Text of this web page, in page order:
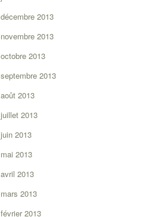
décembre 2013
novembre 2013
octobre 2013
septembre 2013
août 2013
juillet 2013
juin 2013
mai 2013
avril 2013
mars 2013
février 2013